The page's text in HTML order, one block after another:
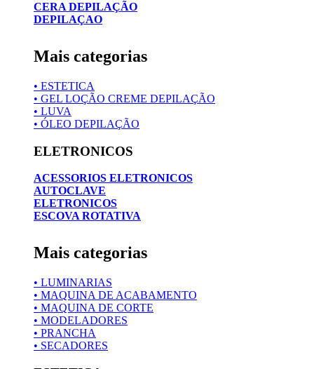
CERA DEPILAÇÃO
DEPILAÇAO
Mais categorias
• ESTETICA
• GEL LOÇÃO CREME DEPILAÇÃO
• LUVA
• ÓLEO DEPILAÇÃO
ELETRONICOS
ACESSORIOS ELETRONICOS
AUTOCLAVE
ELETRONICOS
ESCOVA ROTATIVA
Mais categorias
• LUMINARIAS
• MAQUINA DE ACABAMENTO
• MAQUINA DE CORTE
• MODELADORES
• PRANCHA
• SECADORES